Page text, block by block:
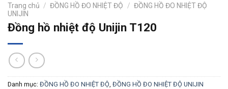
Trang chủ / ĐỒNG HỒ ĐO NHIỆT ĐỘ / ĐỒNG HỒ ĐO NHIỆT ĐỘ
UNIJIN
Đồng hồ nhiệt độ Unijin T120
Danh mục: ĐỒNG HỒ ĐO NHIỆT ĐỘ, ĐỒNG HỒ ĐO NHIỆT ĐỘ UNIJIN